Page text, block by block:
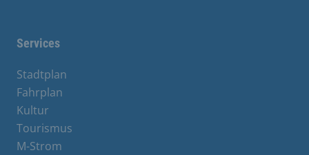
Services
Stadtplan
Fahrplan
Kultur
Tourismus
M-Strom